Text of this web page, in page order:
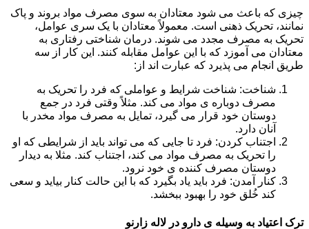
چیزی که باعث می شود معتادان به سوی مصرف مواد بروند و پاک
نمانند، تحریک ذهنی است. معمولاً معتادان با یک سری عوامل،
تحریک به مصرف مجدد می شوند. درمان شناختی رفتاری به
معتادان می آموزد که با این عوامل مقابله کنند. این کار از سه
طریق انجام می پذیرد که عبارت اند از:
شناخت: شناخت شرایط و عواملی که فرد را تحریک به
مصرف دوباره ی مواد می کند. مثلاً وقتی فرد در جمع
دوستان خود قرار می گیرد، تمایل به مصرف مواد مخدر با
آنان دارد.
اجتناب کردن: فرد تا جایی که می تواند باید از شرایطی که او
را تحریک به مصرف مواد می کند، اجتناب کند. مثلا به دیدار
دوستان مصرف کننده ی خود نرود.
کنار آمدن: فرد باید یاد بگیرد که با این حالت کنار بیاید و سعی
کند خُلق خود را بهبود ببخشد.
ترک اعتیاد به وسیله ی دارو در لاله زارنو